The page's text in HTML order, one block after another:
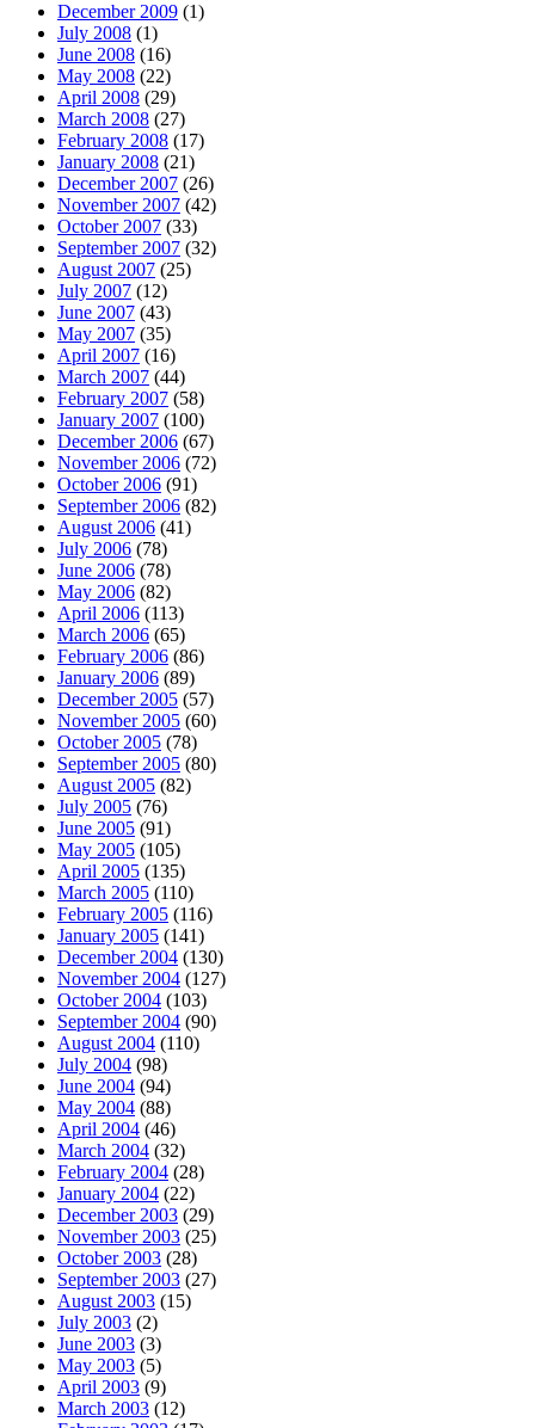
December 2009 (1)
July 2008 (1)
June 2008 (16)
May 2008 (22)
April 2008 (29)
March 2008 (27)
February 2008 (17)
January 2008 (21)
December 2007 (26)
November 2007 (42)
October 2007 (33)
September 2007 (32)
August 2007 (25)
July 2007 (12)
June 2007 (43)
May 2007 (35)
April 2007 (16)
March 2007 (44)
February 2007 (58)
January 2007 (100)
December 2006 (67)
November 2006 (72)
October 2006 (91)
September 2006 (82)
August 2006 (41)
July 2006 (78)
June 2006 (78)
May 2006 (82)
April 2006 (113)
March 2006 (65)
February 2006 (86)
January 2006 (89)
December 2005 (57)
November 2005 (60)
October 2005 (78)
September 2005 (80)
August 2005 (82)
July 2005 (76)
June 2005 (91)
May 2005 (105)
April 2005 (135)
March 2005 (110)
February 2005 (116)
January 2005 (141)
December 2004 (130)
November 2004 (127)
October 2004 (103)
September 2004 (90)
August 2004 (110)
July 2004 (98)
June 2004 (94)
May 2004 (88)
April 2004 (46)
March 2004 (32)
February 2004 (28)
January 2004 (22)
December 2003 (29)
November 2003 (25)
October 2003 (28)
September 2003 (27)
August 2003 (15)
July 2003 (2)
June 2003 (3)
May 2003 (5)
April 2003 (9)
March 2003 (12)